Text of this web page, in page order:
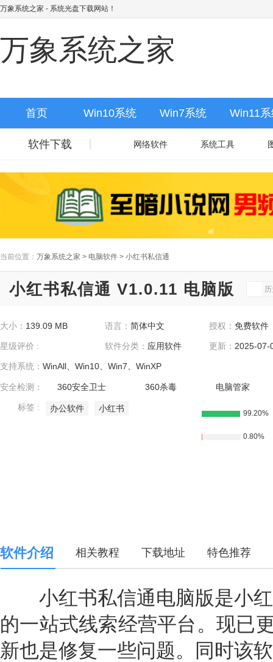
万象系统之家 - 系统光盘下载网站！
万象系统之家
首页 Win10系统 Win7系统 Win11
软件下载 网络软件 系统工具
当前位置： 万象系统之家 > 电脑软件 > 小红书私信通
小红书私信通 V1.0.11 电脑版
大小： 139.09 MB 语言： 简体中文 授权：免费软件
星级评价 : 软件分类： 应用软件 更新： 2025-07-
支持系统： WinAll、Win10、Win7、WinXP
安全检测： 360安全卫士 360杀毒 电脑管家
标签 : 办公软件 小红书 99.20%
0.80%
软件介绍 相关教程 下载地址 特色推荐
小红书私信通电脑版是小红
的一站式线索经营平台。现已
新也是修复一些问题。同时该